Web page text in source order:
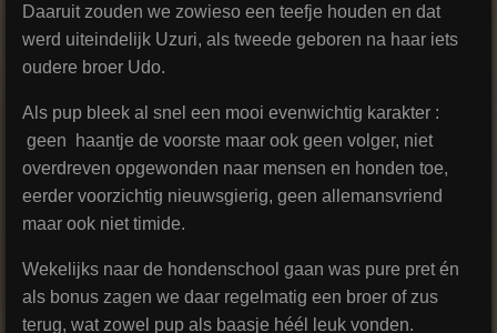
Daaruit zouden we zowieso een teefje houden en dat
werd uiteindelijk Uzuri, als tweede geboren na haar iets
oudere broer Udo.
Als pup bleek al snel een mooi evenwichtig karakter :
geen haantje de voorste maar ook geen volger, niet
overdreven opgewonden naar mensen en honden toe,
eerder voorzichtig nieuwsgierig, geen allemansvriend
maar ook niet timide.
Wekelijks naar de hondenschool gaan was pure pret én
als bonus zagen we daar regelmatig een broer of zus
terug, wat zowel pup als baasje héél leuk vonden.